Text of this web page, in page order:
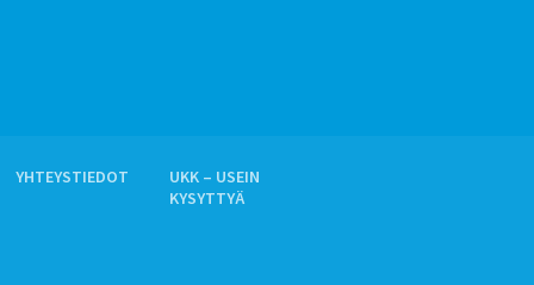
YHTEYSTIEDOT
UKK – USEIN
KYSYTTYÄ